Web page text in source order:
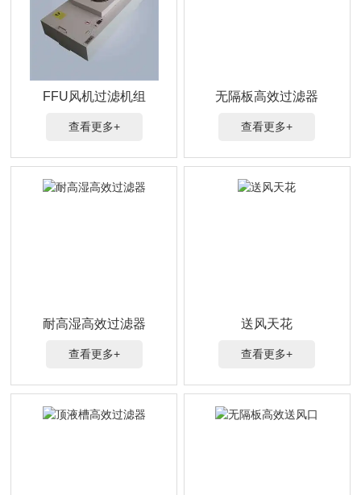
FFU风机过滤机组
查看更多+
无隔板高效过滤器
查看更多+
耐高湿高效过滤器
查看更多+
送风天花
查看更多+